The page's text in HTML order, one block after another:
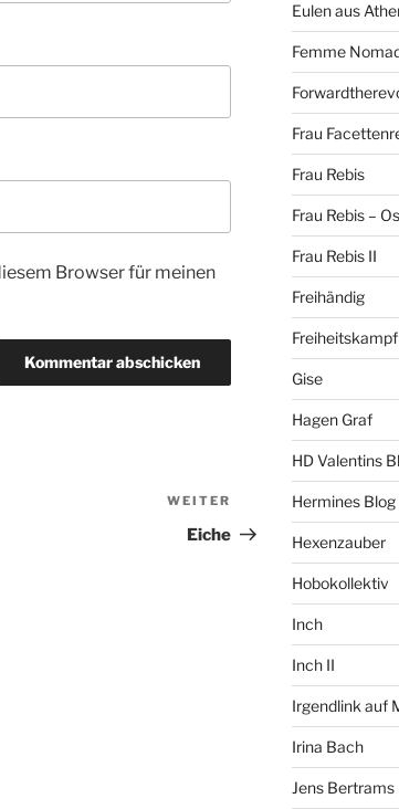
Browser für meinen
Nächster
Beitrag
WEITER
Eiche
Eulen aus
Femme
Frau
Frau Rebis
Frau Rebis –
Frau Rebis II
Freihändig
Freiheitskampf
Gise
Hagen Graf
HD Valentins
Hermines Blog
Hexenzauber
Hobokollektiv
Inch
Inch II
Irgendlink auf
Irina Bach
Jens Bertrams